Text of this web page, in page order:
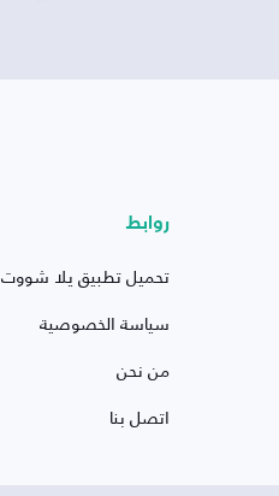
روابط
تحميل تطبيق يلا شووت
سياسة الخصوصية
من نحن
اتصل بنا